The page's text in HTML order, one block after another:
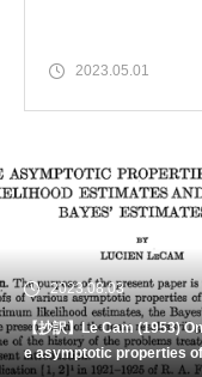
2023.05.01
Cam (1953) On som
properties of maxi